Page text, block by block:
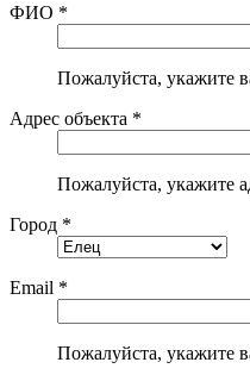
ФИО *
Пожалуйста, укажите
Адрес объекта *
Пожалуйста, укажите
Город *
Email *
Пожалуйста, укажите